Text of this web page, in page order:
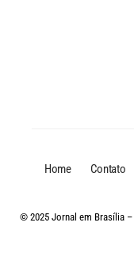
Home Contato
© 2025 Jornal em Brasília –